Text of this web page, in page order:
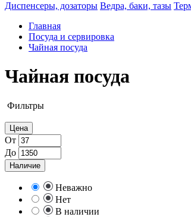
Диспенсеры, дозаторы Ведра, баки, тазы
Главная
Посуда и сервировка
Чайная посуда
Чайная посуда
Фильтры
Цена
От
До
Наличие
Неважно
Нет
В наличии